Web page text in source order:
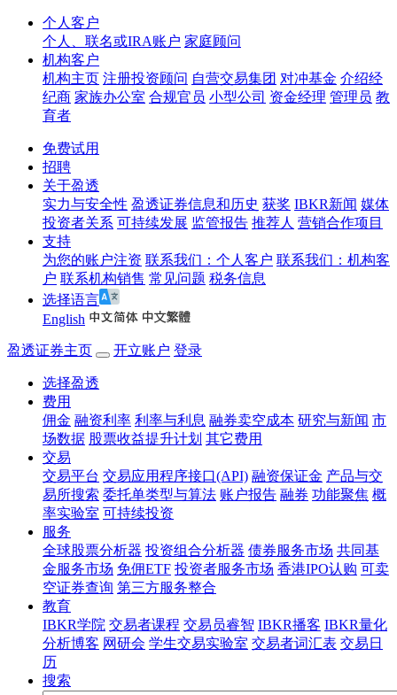
个人客户
个人、联名或IRA账户 家庭顾问
机构客户
机构主页 注册投资顾问 自营交易集团 对冲基金 介绍经
纪商 家族办公室 合规官员 小型公司 资金经理 管理员 教
育者
免费试用
招聘
关于盈透
实力与安全性 盈透证券信息和历史 获奖 IBKR新闻 媒体
投资者关系 可持续发展 监管报告 推荐人 营销合作项目
支持
为您的账户注资 联系我们：个人客户 联系我们：机构客
户 联系机构销售 常见问题 税务信息
选择语言
English
盈透证券主页 开立账户 登录
选择盈透
费用
佣金 融资利率 利率与利息 融券卖空成本 研究与新闻 市
场数据 股票收益提升计划 其它费用
交易
交易平台 交易应用程序接口(API) 融资保证金 产品与交
易所搜索 委托单类型与算法 账户报告 融券 功能聚焦 概
率实验室 可持续投资
服务
全球股票分析器 投资组合分析器 债券服务市场 共同基
金服务市场 免佣ETF 投资者服务市场 香港IPO认购 可卖
空证券查询 第三方服务整合
教育
IBKR学院 交易者课程 交易员睿智 IBKR播客 IBKR量化
分析博客 网研会 学生交易实验室 交易者词汇表 交易日
历
搜索